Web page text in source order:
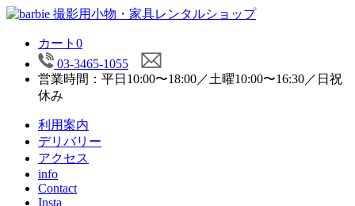
カート 0
03-3465-1055
営業時間：平日10:00〜18:00／土曜10:00〜16:30／日祝
休み
利用案内
デリバリー
アクセス
info
Contact
Insta